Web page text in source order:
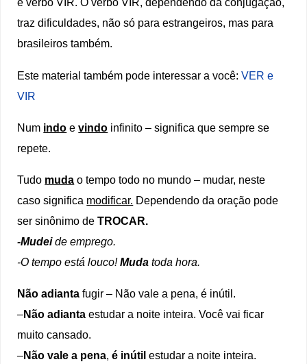
traz dificuldades, não só para estrangeiros, mas para
brasileiros também.
Este material também pode interessar a você:VER e
VIR
Num indo evindo infinito – significa que sempre se
repete.
Tudo muda o tempo todo no mundo – mudar, neste
caso significa modificar. Dependendo da oração pode
ser sinônimo deTROCAR.
-Mudeide emprego.
-O tempo está louco!Muda toda hora.
Não adianta fugir – Não vale a pena, é inútil.
–Não adianta estudar a noite inteira. Você vai ficar
muito cansado.
–Não vale a pena,é inútil estudar a noite inteira.